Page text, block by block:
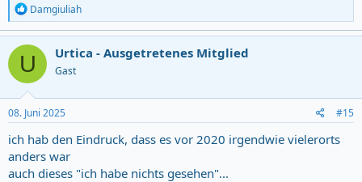
R
e
a
c
i
o
n
s
:
Damgiuliah
U Urtica - Ausgetretenes Mitglied
Gast
08. Juni 2025 #15
ich hab den Eindruck, dass es vor 2020 irgendwie vielerorts
anders war
auch dieses "ich habe nichts gesehen"...